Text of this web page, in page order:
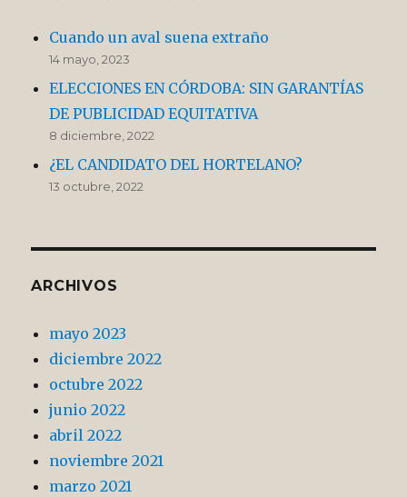
Cuando un aval suena extraño
14 mayo, 2023
ELECCIONES EN CÓRDOBA: SIN GARANTÍAS
DE PUBLICIDAD EQUITATIVA
8 diciembre, 2022
¿EL CANDIDATO DEL HORTELANO?
13 octubre, 2022
ARCHIVOS
mayo 2023
diciembre 2022
octubre 2022
junio 2022
abril 2022
noviembre 2021
marzo 2021